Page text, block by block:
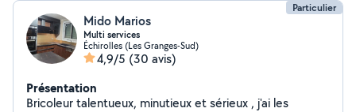
Particulier
Mido Marios
Multi services
Échirolles (Les Granges-Sud)
4,9/5 (30 avis)
Présentation
Bricoleur talentueux, minutieux et sérieux , j'ai les